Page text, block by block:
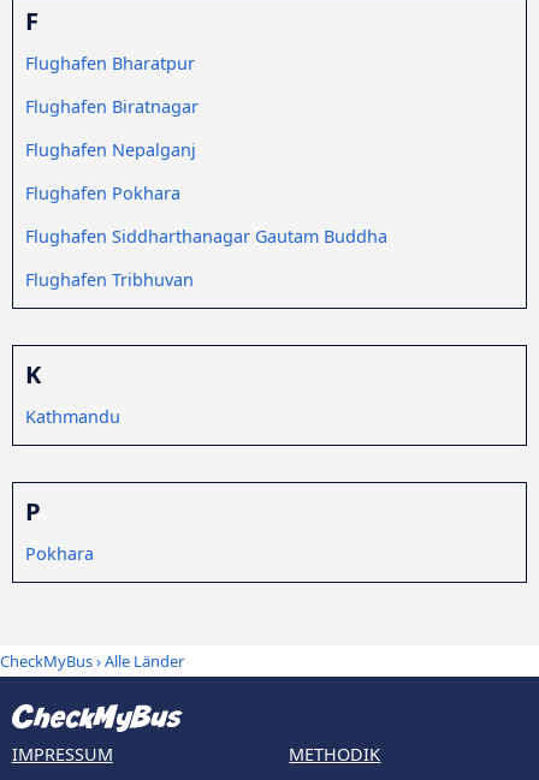
F
Flughafen Bharatpur
Flughafen Biratnagar
Flughafen Nepalganj
Flughafen Pokhara
Flughafen Siddharthanagar Gautam Buddha
Flughafen Tribhuvan
K
Kathmandu
P
Pokhara
CheckMyBus›Alle Länder
IMPRESSUM
METHODIK